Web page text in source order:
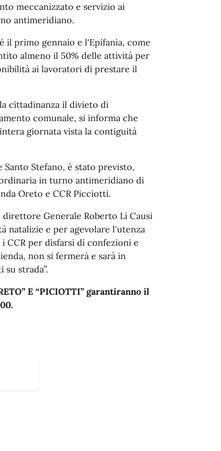
meccanizzato e servizio ai
antimeridiano.
il primo gennaio e l'Epifania, come
almeno il 50% delle attività per
ai lavoratori di prestare il
cittadinanza il divieto di
comunale, si informa che
giornata vista la contiguità
Stefano, è stato previsto,
in turno antimeridiano di
Oreto e CCR Picciotti.
direttore Generale Roberto Li Causi
natalizie e per agevolare l'utenza
CCR per disfarsi di confezioni e
non si fermerà e sarà in
strada”.
E “PICIOTTI” garantiranno il